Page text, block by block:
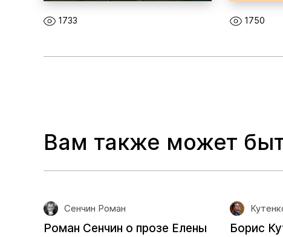
1733 1750
Вам также может
Сенчин Роман
Роман Сенчин о прозе Елены
Борис